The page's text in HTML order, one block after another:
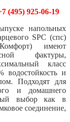
(495) 925-06-19
напольных
SPC (спс)
имеют
фактуры,
класс
водостойкость и
Подходят для
и домашнего
выбор как в
соединение,